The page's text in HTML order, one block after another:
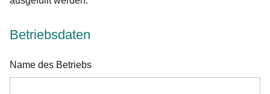
Betriebsdaten
Name des Betriebs